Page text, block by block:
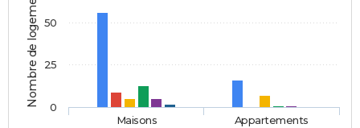
Nombre de logements
Maisons Appartements
0
25
50